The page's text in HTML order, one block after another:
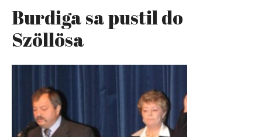
Burdiga sa pustil do
Szöllösa